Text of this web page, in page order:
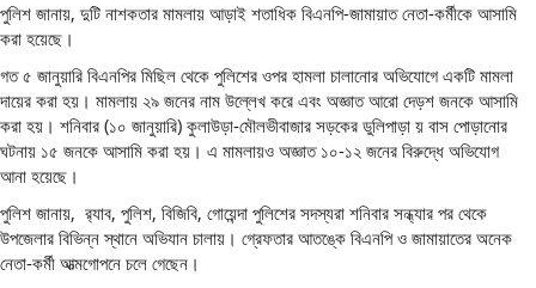
পুলিশ জানায়, দুটি নাশকতার মামলায় আড়াই শতাধিক বিএনপি-জামায়াত নেতা-কর্মীকে আসামি
করা হয়েছে।
গত ৫ জানুয়ারি বিএনপির মিছিল থেকে পুলিশের ওপর হামলা চালানোর অভিযোগে একটি মামলা
দায়ের করা হয়। মামলায় ২৯ জনের নাম উল্লেখ করে এবং অজ্ঞাত আরো দেড়শ জনকে আসামি
করা হয়। শনিবার (১০ জানুয়ারি) কুলাউড়া-মৌলভীবাজার সড়কের ডুলিপাড়া য় বাস পোড়ানোর
ঘটনায় ১৫ জনকে আসামি করা হয়। এ মামলায়ও অজ্ঞাত ১০-১২ জনের বিরুদ্ধে অভিযোগ
আনা হয়েছে।
পুলিশ জানায়, র‌্যাব, পুলিশ, বিজিবি, গোয়েন্দা পুলিশের সদস্যরা শনিবার সন্ধ্যার পর থেকে
উপজেলার বিভিন্ন স্থানে অভিযান চালায়। গ্রেফতার আতঙ্কে বিএনপি ও জামায়াতের অনেক
নেতা-কর্মী আত্মগোপনে চলে গেছেন।